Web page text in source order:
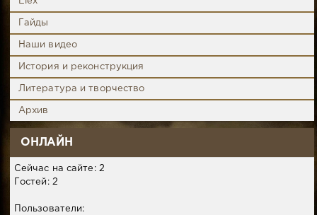
Гайды
Наши видео
История и реконструкция
Литература и творчество
Архив
ОНЛАЙН
Сейчас на сайте: 2
Гостей: 2
Пользователи: